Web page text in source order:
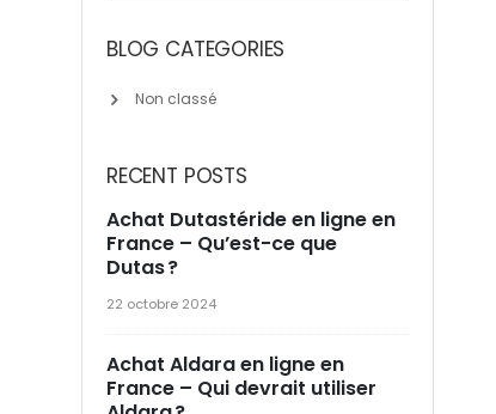
BLOG CATEGORIES
Non classé
RECENT POSTS
Achat Dutastéride en ligne en
France – Qu’est-ce que
Dutas ?
22 octobre 2024
Achat Aldara en ligne en
France – Qui devrait utiliser